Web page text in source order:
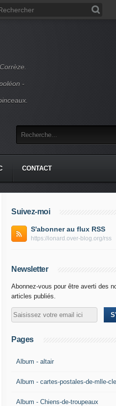
-
CONTACT
Suivez-moi
S'abonner au flux RSS
https://ionard.over-blog.org/rss
Newsletter
Abonnez-vous pour être averti des
articles publiés.
Pages
Album - altair
Album - cartes-postales-de-mlle-
Album - Chiens-de-troupeaux